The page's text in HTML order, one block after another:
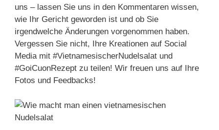
uns – lassen Sie uns in den Kommentaren wissen,
wie Ihr Gericht geworden ist und ob Sie
irgendwelche Änderungen vorgenommen haben.
Vergessen Sie nicht, Ihre Kreationen auf Social
Media mit #VietnamesischerNudelsalat und
#GoiCuonRezept zu teilen! Wir freuen uns auf Ihre
Fotos und Feedbacks!